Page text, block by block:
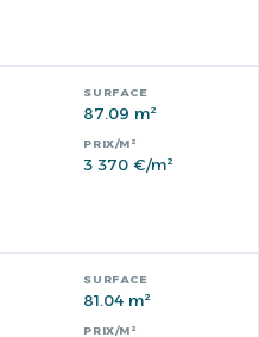
87.09 m²
3 370 €/m²
81.04 m²